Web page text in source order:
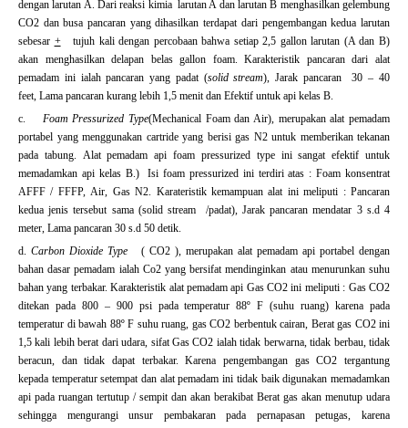
dengan larutan A. Dari reaksi kimia larutan A dan larutan B menghasilkan gelembung
CO2 dan busa pancaran yang dihasilkan terdapat dari pengembangan kedua larutan
sebesar +tujuh kali dengan percobaan bahwa setiap 2,5 gallon larutan (A dan B)
akan menghasilkan delapan belas gallon foam. Karakteristik pancaran dari alat
pemadam ini ialah pancaran yang padat (solid stream), Jarak pancaran 30 – 40
feet, Lama pancaran kurang lebih 1,5 menit dan Efektif untuk api kelas B.
c. Foam Pressurized Type(Mechanical Foam dan Air), merupakan alat pemadam
portabel yang menggunakan cartride yang berisi gas N2 untuk memberikan tekanan
pada tabung. Alat pemadam api foam pressurized type ini sangat efektif untuk
memadamkan api kelas B.) Isi foam pressurized ini terdiri atas : Foam konsentrat
AFFF / FFFP, Air, Gas N2. Karateristik kemampuan alat ini meliputi : Pancaran
kedua jenis tersebut sama (solid stream /padat), Jarak pancaran mendatar 3 s.d 4
meter, Lama pancaran 30 s.d 50 detik.
d. Carbon Dioxide Type
( CO2 ), merupakan alat pemadam api portabel dengan
bahan dasar pemadam ialah Co2 yang bersifat mendinginkan atau menurunkan suhu
bahan yang terbakar. Karakteristik alat pemadam api Gas CO2 ini meliputi : Gas CO2
ditekan pada 800 – 900 psi pada temperatur 88º F (suhu ruang) karena pada
temperatur di bawah 88º F suhu ruang, gas CO2 berbentuk cairan, Berat gas CO2 ini
1,5 kali lebih berat dari udara, sifat Gas CO2 ialah tidak berwarna, tidak berbau, tidak
beracun, dan tidak dapat terbakar. Karena pengembangan gas CO2 tergantung
kepada temperatur setempat dan alat pemadam ini tidak baik digunakan memadamkan
api pada ruangan tertutup / sempit dan akan berakibat Berat gas akan menutup udara
sehingga mengurangi unsur pembakaran pada pernapasan petugas, karena